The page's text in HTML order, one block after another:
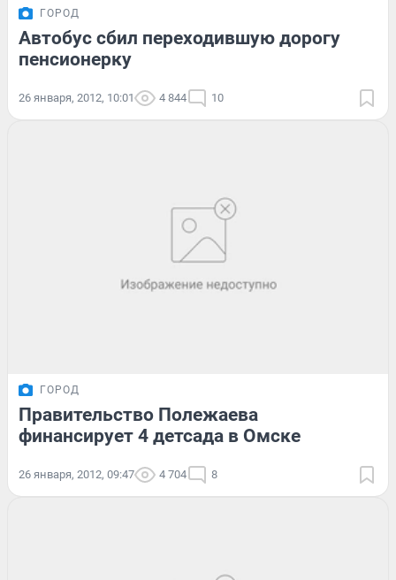
ГОРОД
Автобус сбил переходившую дорогу
пенсионерку
26 января, 2012, 10:01 4 844 10
ГОРОД
Правительство Полежаева
финансирует 4 детсада в Омске
26 января, 2012, 09:47 4 704 8